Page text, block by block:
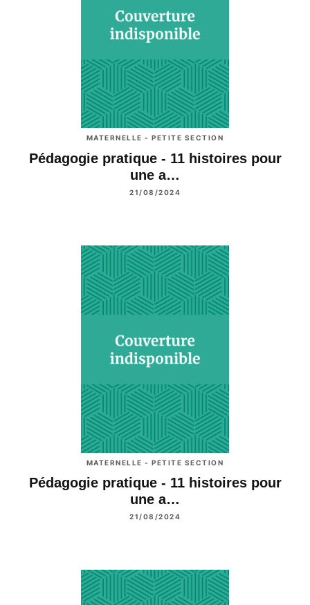
MATERNELLE - PETITE SECTION
Pédagogie pratique - 11 histoires pour
une a…
21/08/2024
MATERNELLE - PETITE SECTION
Pédagogie pratique - 11 histoires pour
une a…
21/08/2024